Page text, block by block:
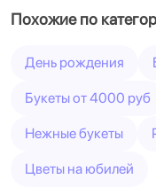
Похожие по
День рождения
Букеты от 4000 руб
Нежные букеты
Цветы на юбилей